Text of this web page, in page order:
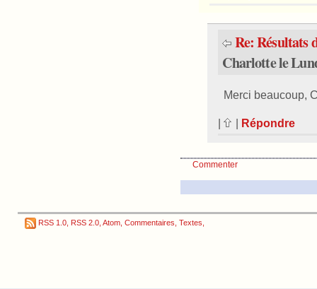
Re: Résultats
Charlotte le
Merci beaucoup,
| Répondre
Commenter
RSS 1.0 RSS 2.0 Atom Commentaires Textes